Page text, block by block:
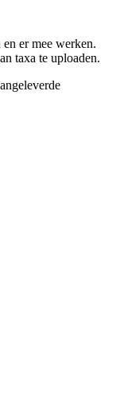
er mee werken.
taxa te uploaden.